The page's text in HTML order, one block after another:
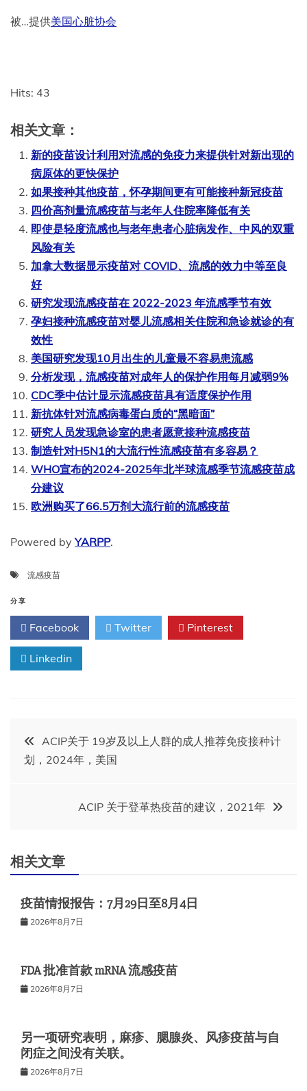
被…提供美国心脏协会
Hits: 43
相关文章：
新的疫苗设计利用对流感的免疫力来提供针对新出现的
病原体的更快保护
如果接种其他疫苗，怀孕期间更有可能接种新冠疫苗
四价高剂量流感疫苗与老年人住院率降低有关
即使是轻度流感也与老年患者心脏病发作、中风的双重
风险有关
加拿大数据显示疫苗对 COVID、流感的效力中等至良
好
研究发现流感疫苗在 2022-2023 年流感季节有效
孕妇接种流感疫苗对婴儿流感相关住院和急诊就诊的有
效性
美国研究发现10月出生的儿童最不容易患流感
分析发现，流感疫苗对成年人的保护作用每月减弱9%
CDC季中估计显示流感疫苗具有适度保护作用
新抗体针对流感病毒蛋白质的“黑暗面”
研究人员发现急诊室的患者愿意接种流感疫苗
制造针对H5N1的大流行性流感疫苗有多容易？
WHO宣布的2024-2025年北半球流感季节流感疫苗成
分建议
欧洲购买了66.5万剂大流行前的流感疫苗
Powered byYARPP.
流感疫苗
分享
Facebook Twitter Pinterest
Linkedin
文
章
航
ACIP关于 19岁及以上人群的成人推荐免疫接种计
划，2024年，美国
ACIP 关于登革热疫苗的建议，2021年
相关文章
疫苗情报报告：7月29日至8月4日
2026年8月7日
FDA 批准首款 mRNA 流感疫苗
2026年8月7日
另一项研究表明，麻疹、腮腺炎、风疹疫苗与自
闭症之间没有关联。
2026年8月7日